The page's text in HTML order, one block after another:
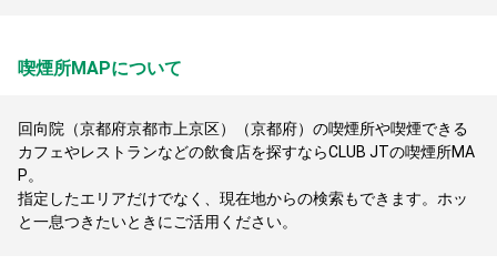
喫煙所MAPについて
回向院（京都府京都市上京区）（京都府）の喫煙所や喫煙できる
カフェやレストランなどの飲食店を探すならCLUB JTの喫煙所MA
P。
指定したエリアだけでなく、現在地からの検索もできます。ホッ
と一息つきたいときにご活用ください。